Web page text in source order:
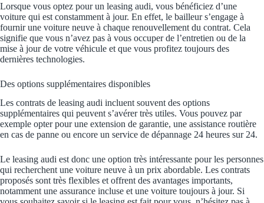
Lorsque vous optez pour un leasing audi, vous bénéficiez d’une
voiture qui est constamment à jour. En effet, le bailleur s’engage à
fournir une voiture neuve à chaque renouvellement du contrat. Cela
signifie que vous n’avez pas à vous occuper de l’entretien ou de la
mise à jour de votre véhicule et que vous profitez toujours des
dernières technologies.
Des options supplémentaires disponibles
Les contrats de leasing audi incluent souvent des options
supplémentaires qui peuvent s’avérer très utiles. Vous pouvez par
exemple opter pour une extension de garantie, une assistance routière
en cas de panne ou encore un service de dépannage 24 heures sur 24.
Le leasing audi est donc une option très intéressante pour les personnes
qui recherchent une voiture neuve à un prix abordable. Les contrats
proposés sont très flexibles et offrent des avantages importants,
notamment une assurance incluse et une voiture toujours à jour. Si